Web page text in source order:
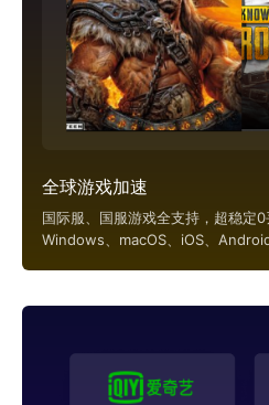
全球游戏加速
国际服、国服游戏全支持，超稳定0
Windows、macOS、iOS、